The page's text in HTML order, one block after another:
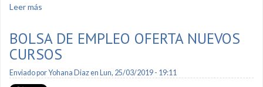
Leer más
BOLSA DE EMPLEO OFERTA NUEVOS
CURSOS
Enviado porYohana Diazen Lun, 25/03/2019 - 19:11